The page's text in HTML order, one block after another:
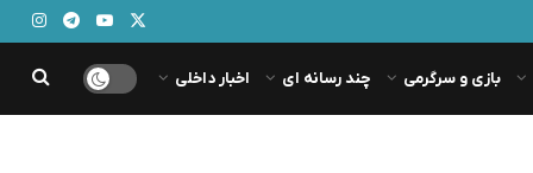
بازی و سرگرمی چند رسانه ای اخبار داخلی